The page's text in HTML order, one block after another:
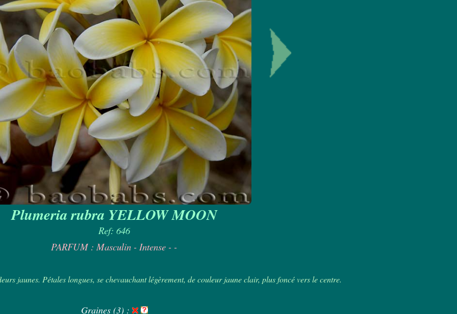
Plumeria rubra YELLOW MOON
Ref: 646
PARFUM : Masculin - Intense - -
jaunes. Pétales longues, se chevauchant légèrement, de couleur jaune clair, plus foncé vers le centre.
Graines (3) :